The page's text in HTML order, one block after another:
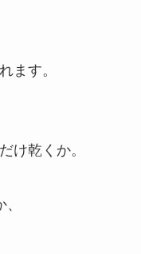
ます。
け乾くか。